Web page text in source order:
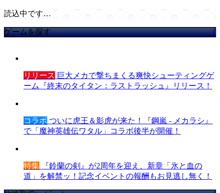
読込中です…
ゲームを探す
リリース 巨大メカで撃ちまくる爽快シューティングゲ
ーム『終末のタイタン：ラストラッシュ』リリース！
コラボ ついに虎王＆影虎が来た！『鋼嵐 - メカラシ』
で「魔神英雄伝ワタル」コラボ後半が開催！
特集 『鈴蘭の剣』が2周年を迎え、新章「氷と血の
道」を解禁ッ！記念イベントの報酬もお見逃し無く！